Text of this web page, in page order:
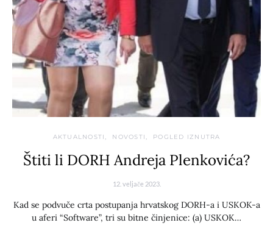
AKTUALNOSTI NOVOSTI POGLED IZNUTRA
Štiti li DORH Andreja Plenkovića?
12. veljače 2023.
Kad se podvuče crta postupanja hrvatskog DORH-a i USKOK-a
u aferi “Software”, tri su bitne činjenice: (a) USKOK…